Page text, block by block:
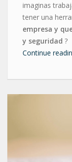
imaginas
tener una
empresa y
y seguridad ?
Continue